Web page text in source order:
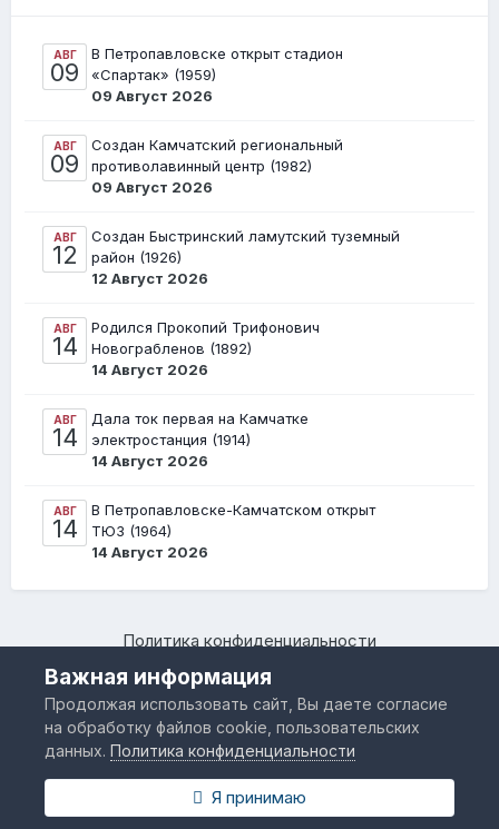
АВГ
09
В Петропавловске открыт стадион
«Спартак» (1959)
09 Август 2026
АВГ
09
Создан Камчатский региональный
противолавинный центр (1982)
09 Август 2026
АВГ
12
Создан Быстринский ламутский туземный
район (1926)
12 Август 2026
АВГ
14
Родился Прокопий Трифонович
Новограбленов (1892)
14 Август 2026
АВГ
14
Дала ток первая на Камчатке
электростанция (1914)
14 Август 2026
АВГ
14
В Петропавловске-Камчатском открыт
ТЮЗ (1964)
14 Август 2026
Политика конфиденциальности
Камчатский региональный форум "Я люблю Камчатку –
www.IloveKamchatka.ru"
Powered by Invision Community
Важная информация
Продолжая использовать сайт, Вы даете согласие
на обработку файлов cookie, пользовательских
данных.Политика конфиденциальности
Я принимаю